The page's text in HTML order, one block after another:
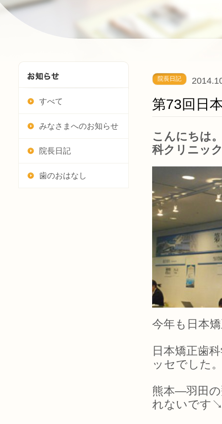
すべて
みなさまへのお知らせ
院長日記
歯のおはなし
院長日記
第73回日
こんにちは
科クリニッ
今年も日本
日本矯正歯
ッセでした
熊本―羽田
れないです